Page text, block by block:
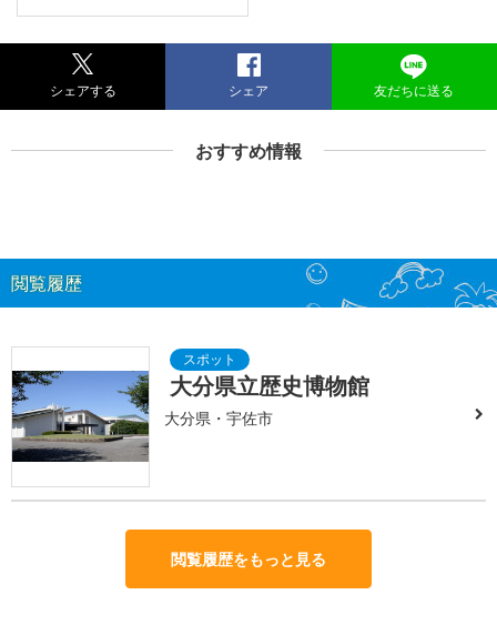
シェアする シェア 友だちに送る
おすすめ情報
閲覧履歴
大分県立歴史博物館
大分県・宇佐市
閲覧履歴をもっと見る